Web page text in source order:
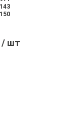
/ шт